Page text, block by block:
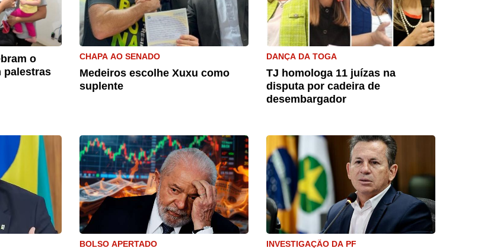
o
palestras
CHAPA AO SENADO
Medeiros escolhe Xuxu como
suplente
DANÇA DA TOGA
TJ homologa 11 juízas na
disputa por cadeira de
desembargador
BOLSO APERTADO INVESTIGAÇÃO DA PF